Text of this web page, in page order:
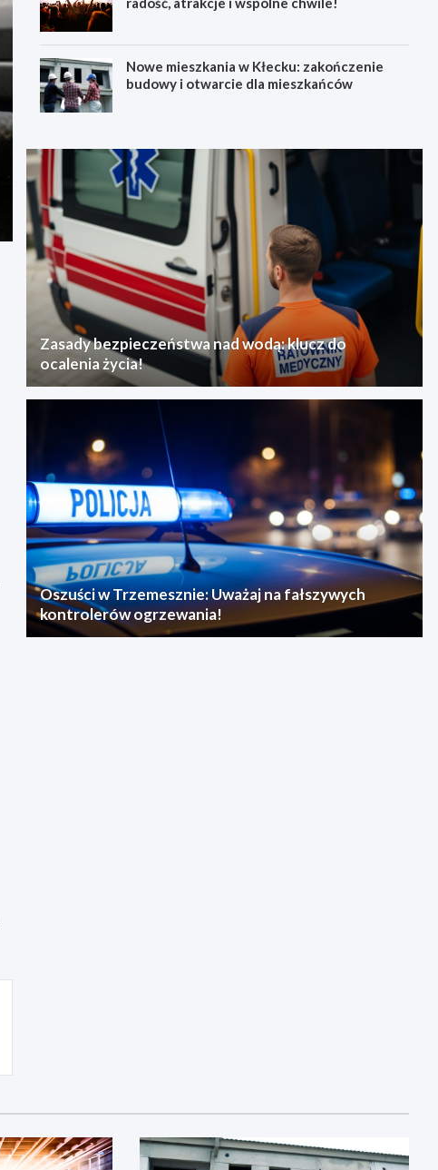
Nowe mieszkania w Kłecku: zakończenie
budowy i otwarcie dla mieszkańców
Zasady bezpieczeństwa nad wodą: klucz do
ocalenia życia!
Oszuści w Trzemesznie: Uważaj na fałszywych
kontrolerów ogrzewania!